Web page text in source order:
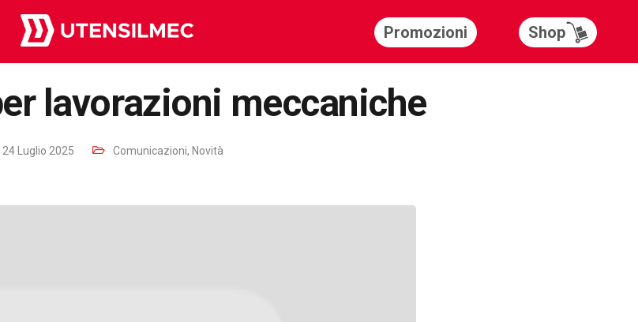
Promozioni Shop
lavorazioni meccaniche
24 Luglio 2025 Comunicazioni, Novità